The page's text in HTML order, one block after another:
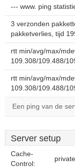
--- www. ping
3 verzonden
pakketverlies, tijd
rtt min/avg/max/
109.308/109.488/
rtt min/avg/max/
109.308/109.488/
Een ping van de
Server setup
Cache-
Control:
private